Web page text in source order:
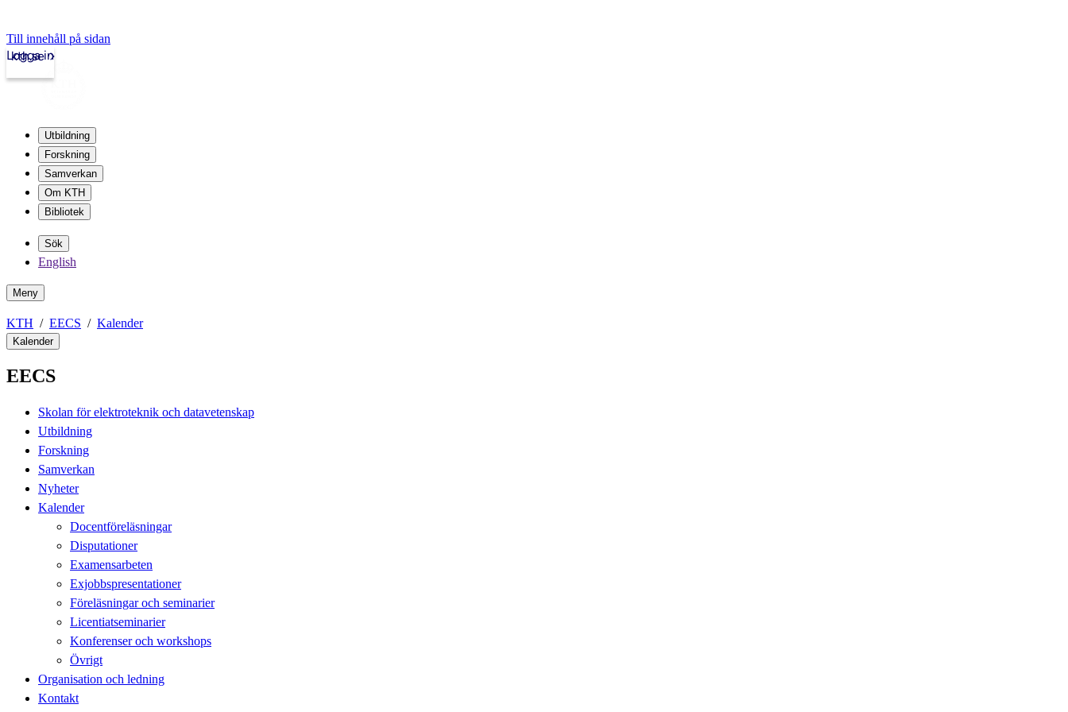
Till innehåll på sidan
kth.se
Logga in
Utbildning
Forskning
Samverkan
Om KTH
Bibliotek
Sök
English
Meny
KTH EECS Kalender
Kalender
EECS
Skolan för elektroteknik och datavetenskap
Utbildning
Forskning
Samverkan
Nyheter
Kalender
Docentföreläsningar
Disputationer
Examensarbeten
Exjobbspresentationer
Föreläsningar och seminarier
Licentiatseminarier
Konferenser och workshops
Övrigt
Organisation och ledning
Kontakt